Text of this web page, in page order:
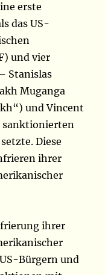
erste
das US-
und vier
Stanislas
Muganga
und Vincent
sanktionierten
Diese
ihrer
ihrer
Bürgern und